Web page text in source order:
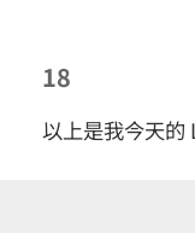
18
以上是我今天的